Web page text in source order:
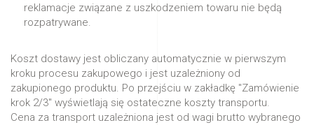
reklamacje związane z uszkodzeniem towaru nie będą
rozpatrywane.
Koszt dostawy jest obliczany automatycznie w pierwszym
kroku procesu zakupowego i jest uzależniony od
zakupionego produktu. Po przejściu w zakładkę "Zamówienie
krok 2/3" wyświetlają się ostateczne koszty transportu.
Cena za transport uzależniona jest od wagi brutto wybranego